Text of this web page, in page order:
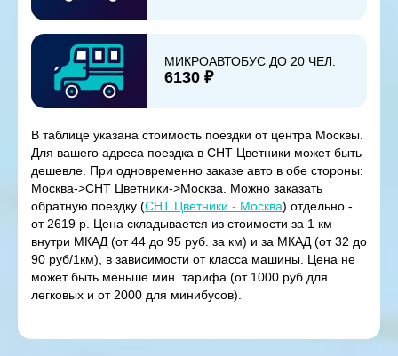
МИКРОАВТОБУС ДО 20 ЧЕЛ.
6130 ₽
В таблице указана стоимость поездки от центра Москвы.
Для вашего адреса поездка в СНТ Цветники может быть
дешевле. При одновременно заказе авто в обе стороны:
Москва->СНТ Цветники->Москва. Можно заказать
обратную поездку (СНТ Цветники - Москва) отдельно -
от 2619 р. Цена складывается из стоимости за 1 км
внутри МКАД (от 44 до 95 руб. за км) и за МКАД (от 32 до
90 руб/1км), в зависимости от класса машины. Цена не
может быть меньше мин. тарифа (от 1000 руб для
легковых и от 2000 для минибусов).